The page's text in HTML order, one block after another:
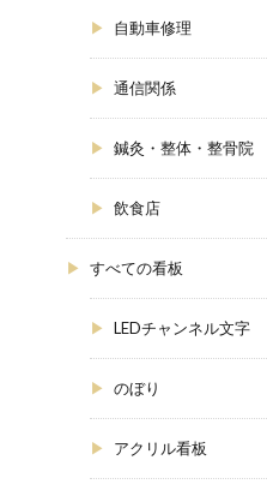
自動車修理
通信関係
鍼灸・整体・整骨院
飲食店
すべての看板
LEDチャンネル文字
のぼり
アクリル看板